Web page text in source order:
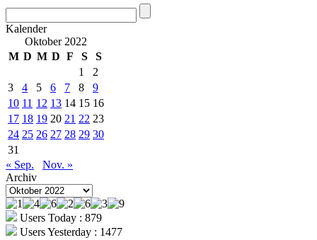
Kalender
Oktober 2022
M D M D F S
S
1
2
3
4 5 6 7 8
9
10 11 12 13 14 15 16
17 18 19 20 21 22 23
24 25 26 27 28 29 30
31
« Sep.
Nov. »
Archiv
Archiv
Users Today : 879
Users Yesterday : 1477